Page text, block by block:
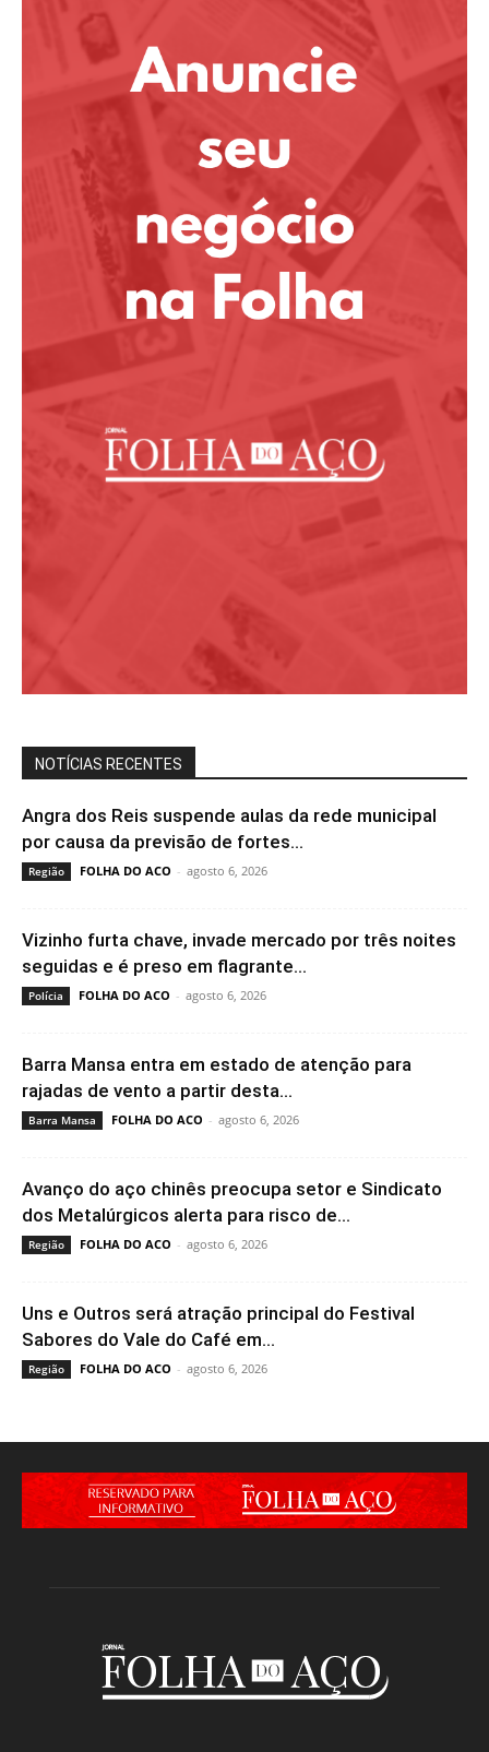
NOTÍCIAS RECENTES
Angra dos Reis suspende aulas da rede municipal
por causa da previsão de fortes...
Região FOLHA DO ACO - agosto 6, 2026
Vizinho furta chave, invade mercado por três noites
seguidas e é preso em flagrante...
Polícia FOLHA DO ACO - agosto 6, 2026
Barra Mansa entra em estado de atenção para
rajadas de vento a partir desta...
Barra Mansa FOLHA DO ACO - agosto 6, 2026
Avanço do aço chinês preocupa setor e Sindicato
dos Metalúrgicos alerta para risco de...
Região FOLHA DO ACO - agosto 6, 2026
Uns e Outros será atração principal do Festival
Sabores do Vale do Café em...
Região FOLHA DO ACO - agosto 6, 2026